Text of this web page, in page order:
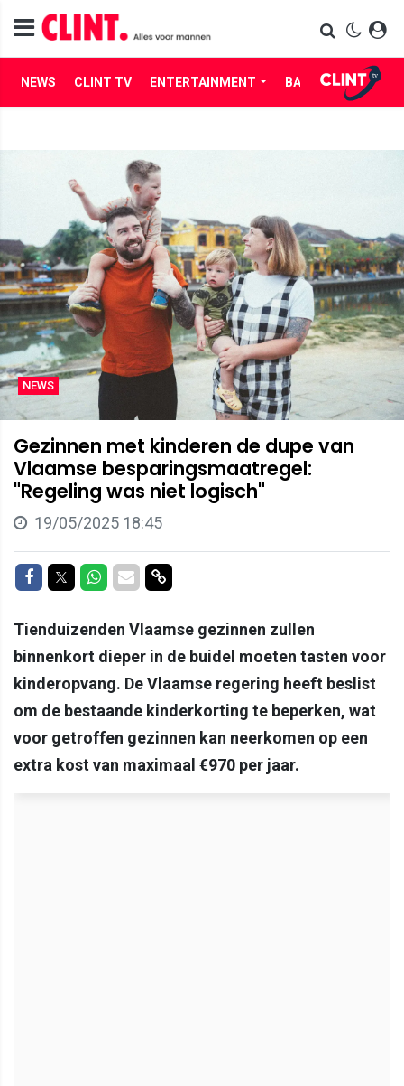
NEWS CLINT TV ENTERTAINMENT BABES LIFE
NEWS
Gezinnen met kinderen de dupe van
Vlaamse besparingsmaatregel:
"Regeling was niet logisch"
19/05/2025 18:45
Delen op Facebook
Delen op Twitter
Delen op Whatsapp
Delen via Mail
Delen via link
Tienduizenden Vlaamse gezinnen zullen
binnenkort dieper in de buidel moeten tasten voor
kinderopvang. De Vlaamse regering heeft beslist
om de bestaande kinderkorting te beperken, wat
voor getroffen gezinnen kan neerkomen op een
extra kost van maximaal €970 per jaar.